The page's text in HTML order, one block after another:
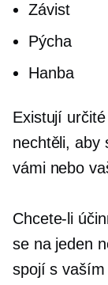
Závist
Pýcha
Hanba
Existují
nechtěli, aby
vámi nebo
Chcete-li
se na jeden
spojí s vaším